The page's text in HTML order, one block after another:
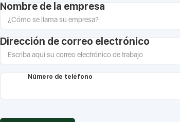
Nombre de la empresa
Dirección de correo electrónico
Número de teléfono